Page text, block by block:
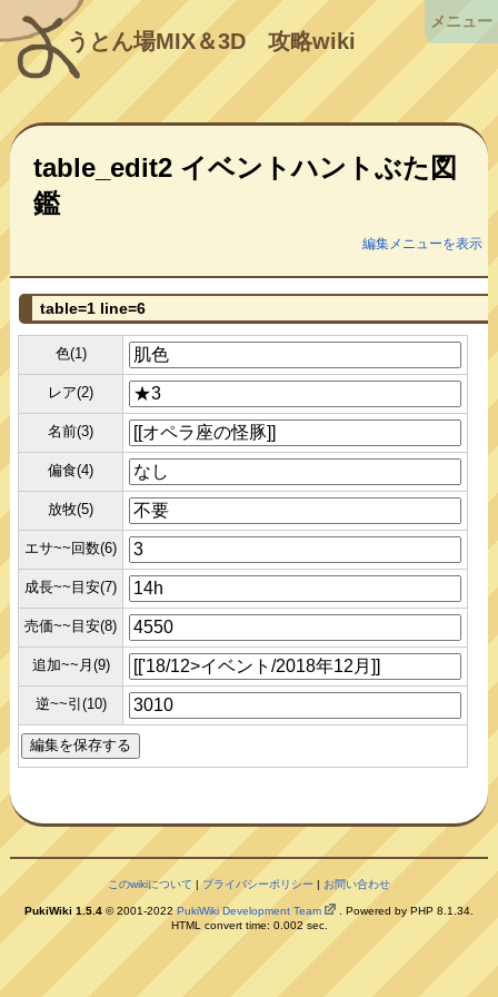
うとん場MIX＆3D攻略wiki
table_edit2 イベントハントぶた図
鑑
編集メニューを表示
table=1 line=6
色(1)
レア(2)
名前(3)
偏食(4)
放牧(5)
エサ~~回数(6)
成長~~目安(7)
売価~~目安(8)
追加~~月(9)
逆~~引(10)
このwikiについて |プライバシーポリシー | お問い合わせ
PukiWiki 1.5.4 © 2001-2022PukiWiki Development Team
. Powered by PHP 8.1.34.
HTML convert time: 0.002 sec.
メニュー